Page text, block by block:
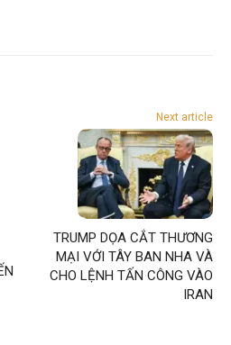
Next article
TRUMP DỌA CẮT THƯƠNG
MẠI VỚI TÂY BAN NHA VÀ
CHO LỆNH TẤN CÔNG VÀO
IRAN